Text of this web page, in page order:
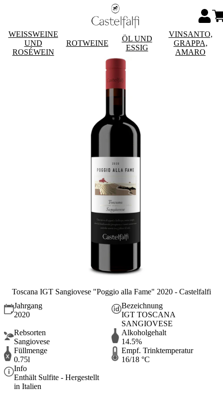
WEISSWEINE
UND
ROSÉWEIN
ROTWEINE
ÖL UND
ESSIG
VINSANTO,
GRAPPA,
AMARO
Toscana IGT Sangiovese "Poggio alla Fame" 2020 - Castelfalfi
Jahrgang
2020
Bezeichnung
IGT TOSCANA
SANGIOVESE
Rebsorten
Sangiovese
Alkoholgehalt
14.5%
Füllmenge
0.75l
Empf. Trinktemperatur
16/18 °C
Info
Enthält Sulfite - Hergestellt
in Italien